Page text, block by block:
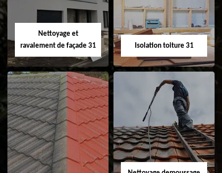
fenêtre de toit et
Velux 31
Nettoyage et
ravalement de façade 31
Nettoyage et
ravalement de
façade 31
Isolation toiture 31
Isolation toiture 31